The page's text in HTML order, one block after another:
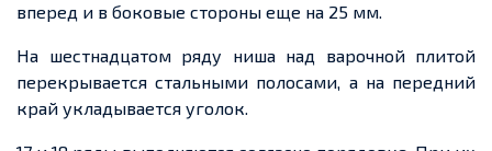
вперед и в боковые стороны еще на 25 мм.
На шестнадцатом ряду ниша над варочной плитой
перекрывается стальными полосами, а на передний
край укладывается уголок.